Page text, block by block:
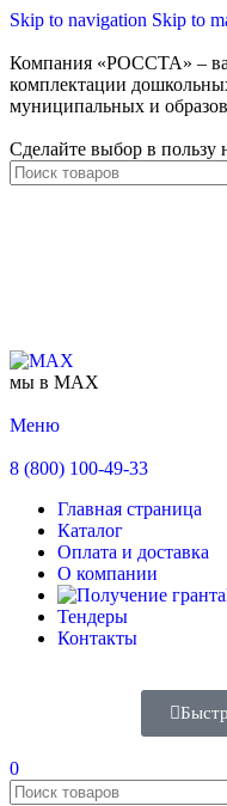
Skip to navigation Skip to
Компания «РОССТА» –
комплектации
муниципальных и
Сделайте выбор в пользу
мы в MAX
Меню
8 (800) 100-49-33
Главная страница
Каталог
Оплата и доставка
О компании
Тендеры
Контакты
0